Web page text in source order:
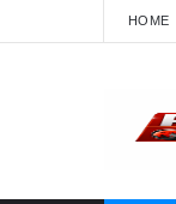
HOME